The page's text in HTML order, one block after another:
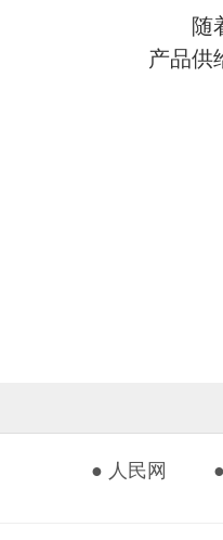
随
产品供
● 人民网